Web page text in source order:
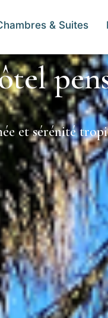
& Suites
et sérénité